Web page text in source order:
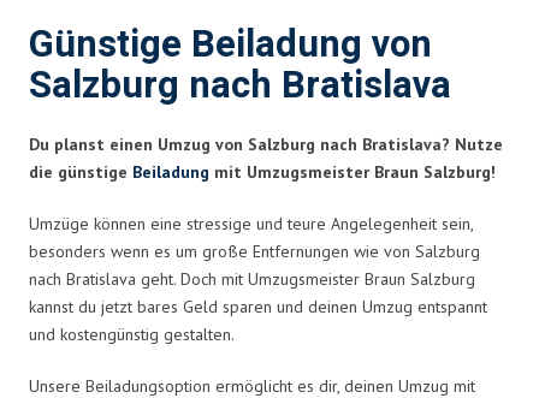
Günstige Beiladung von
Salzburg nach Bratislava
Du planst einen Umzug von Salzburg nach Bratislava? Nutze
die günstige Beiladung mit Umzugsmeister Braun Salzburg!
Umzüge können eine stressige und teure Angelegenheit sein,
besonders wenn es um große Entfernungen wie von Salzburg
nach Bratislava geht. Doch mit Umzugsmeister Braun Salzburg
kannst du jetzt bares Geld sparen und deinen Umzug entspannt
und kostengünstig gestalten.
Unsere Beiladungsoption ermöglicht es dir, deinen Umzug mit